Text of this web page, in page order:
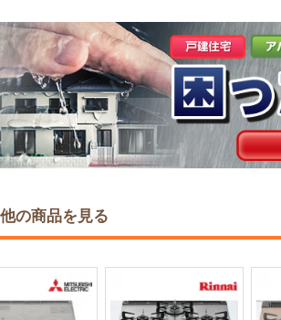
の商品を見る